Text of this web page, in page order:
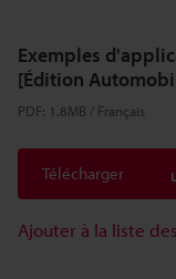
Exemples
[Édition
PDF: 1.8MB / Français
Télécharger
Ajouter à la liste